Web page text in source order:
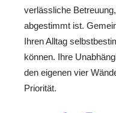
verlässliche
abgestimmt ist.
Ihren Alltag
können. Ihre
den eigenen vier
Priorität.